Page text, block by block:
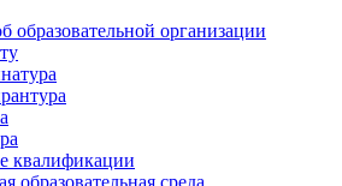
образовательной организации
квалификации